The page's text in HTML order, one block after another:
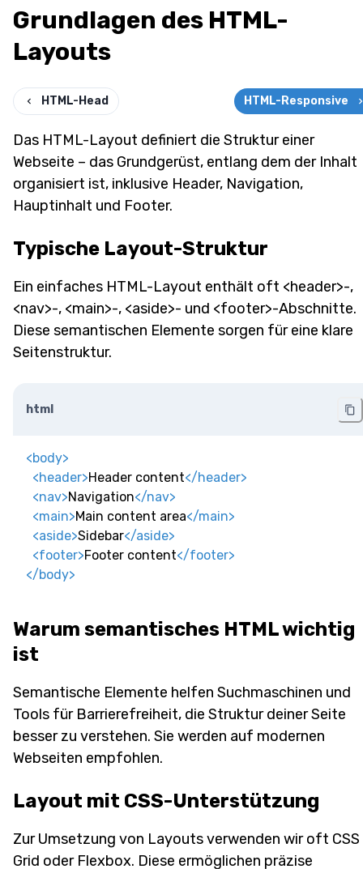
Grundlagen des HTML-
Layouts
HTML-Head HTML-Responsive
Das HTML-Layout definiert die Struktur einer
Webseite – das Grundgerüst, entlang dem der Inhalt
organisiert ist, inklusive Header, Navigation,
Hauptinhalt und Footer.
Typische Layout-Struktur
Ein einfaches HTML-Layout enthält oft <header>-,
<nav>-, <main>-, <aside>- und <footer>-Abschnitte.
Diese semantischen Elemente sorgen für eine klare
Seitenstruktur.
html
<body>
<header>Header content</header>
<nav>Navigation</nav>
<main>Main content area</main>
<aside>Sidebar</aside>
<footer>Footer content</footer>
</body>
Warum semantisches HTML wichtig
ist
Semantische Elemente helfen Suchmaschinen und
Tools für Barrierefreiheit, die Struktur deiner Seite
besser zu verstehen. Sie werden auf modernen
Webseiten empfohlen.
Layout mit CSS-Unterstützung
Zur Umsetzung von Layouts verwenden wir oft CSS
Grid oder Flexbox. Diese ermöglichen präzise